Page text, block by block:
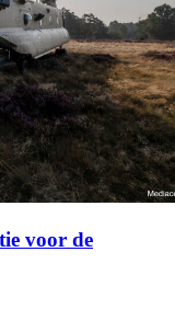
voor de